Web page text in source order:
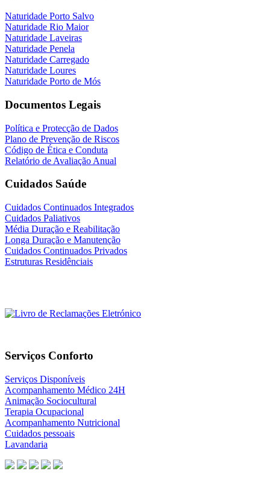
Naturidade Porto Salvo
Naturidade Rio Maior
Naturidade Laveiras
Naturidade Penela
Naturidade Carregado
Naturidade Loures
Naturidade Porto de Mós
Documentos Legais
Política e Protecção de Dados
Plano de Prevenção de Riscos
Código de Ética e Conduta
Relatório de Avaliação Anual
Cuidados Saúde
Cuidados Continuados Integrados
Cuidados Paliativos
Média Duração e Reabilitação
Longa Duração e Manutenção
Cuidados Continuados Privados
Estruturas Residênciais
Serviços Conforto
Serviços Disponíveis
Acompanhamento Médico 24H
Animação Sociocultural
Terapia Ocupacional
Acompanhamento Nutricional
Cuidados pessoais
Lavandaria